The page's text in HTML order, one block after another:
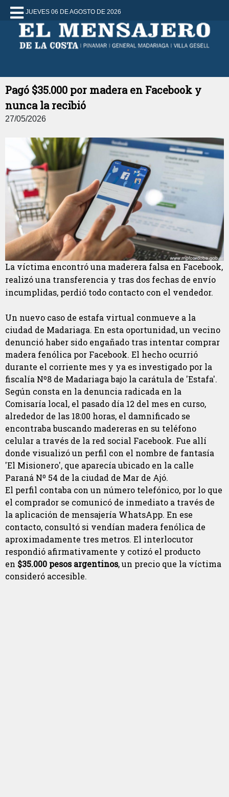
JUEVES 06 DE AGOSTO DE 2026
Pagó $35.000 por madera en Facebook y
nunca la recibió
27/05/2026
La víctima encontró una maderera falsa en Facebook,
realizó una transferencia y tras dos fechas de envío
incumplidas, perdió todo contacto con el vendedor.
Un nuevo caso de estafa virtual conmueve a la
ciudad de Madariaga. En esta oportunidad, un vecino
denunció haber sido engañado tras intentar comprar
madera fenólica por Facebook. El hecho ocurrió
durante el corriente mes y ya es investigado por la
fiscalía Nº8 de Madariaga bajo la carátula de 'Estafa'.
Según consta en la denuncia radicada en la
Comisaría local, el pasado día 12 del mes en curso,
alrededor de las 18:00 horas, el damnificado se
encontraba buscando madereras en su teléfono
celular a través de la red social Facebook. Fue allí
donde visualizó un perfil con el nombre de fantasía
'El Misionero', que aparecía ubicado en la calle
Paraná Nº 54 de la ciudad de Mar de Ajó.
El perfil contaba con un número telefónico, por lo que
el comprador se comunicó de inmediato a través de
la aplicación de mensajería WhatsApp. En ese
contacto, consultó si vendían madera fenólica de
aproximadamente tres metros. El interlocutor
respondió afirmativamente y cotizó el producto
en $35.000 pesos argentinos, un precio que la víctima
consideró accesible.